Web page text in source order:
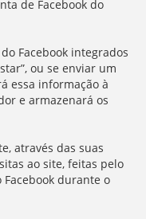
de Facebook do
Facebook integrados
ou se enviar um
essa informação à
e armazenará os
através das suas
ao site, feitas pelo
durante o